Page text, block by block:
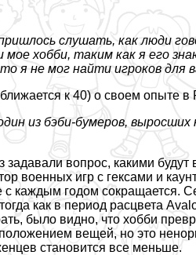
слушать, как люди
хобби, таким как я его
я не мог найти игроков для
к 40) о своем опыте в
из бэби-бумеров, выросших
вопрос, какими
военных игр с гексами и
с каждым годом сокращается.
как в период расцвета
было видно, что хобби
вещей, но это
становится все меньше.